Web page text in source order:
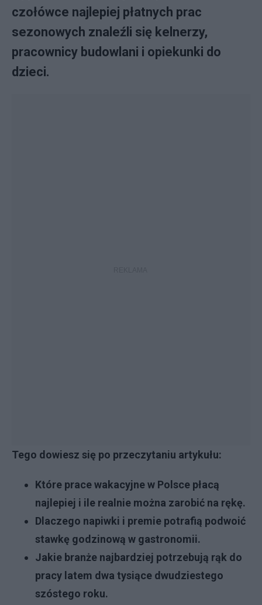
czołówce najlepiej płatnych prac
sezonowych znaleźli się kelnerzy,
pracownicy budowlani i opiekunki do
dzieci.
Tego dowiesz się po przeczytaniu artykułu:
Które prace wakacyjne w Polsce płacą
najlepiej i ile realnie można zarobić na rękę.
Dlaczego napiwki i premie potrafią podwoić
stawkę godzinową w gastronomii.
Jakie branże najbardziej potrzebują rąk do
pracy latem dwa tysiące dwudziestego
szóstego roku.